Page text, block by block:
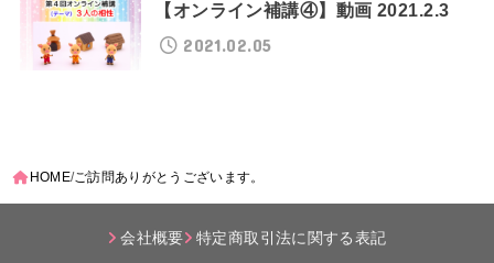
【オンライン補講④】動画 2021.2.3
2021.02.05
HOME ご訪問ありがとうございます。
会社概要 特定商取引法に関する表記